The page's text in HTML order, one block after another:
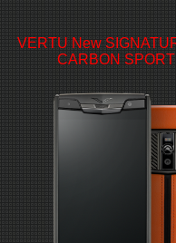
VERTU New
CARBON